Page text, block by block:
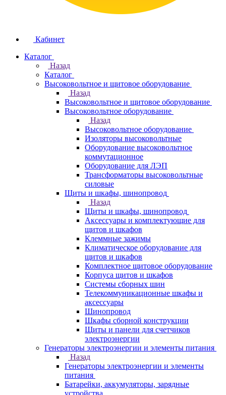
Кабинет
Каталог
Назад
Каталог
Высоковольтное и щитовое оборудование
Назад
Высоковольтное и щитовое оборудование
Высоковольтное оборудование
Назад
Высоковольтное оборудование
Изоляторы высоковольтные
Оборудование высоковольтное
коммутационное
Оборудование для ЛЭП
Трансформаторы высоковольтные
силовые
Щиты и шкафы, шинопровод
Назад
Щиты и шкафы, шинопровод
Аксессуары и комплектующие для
щитов и шкафов
Клеммные зажимы
Климатическое оборудование для
щитов и шкафов
Комплектное щитовое оборудование
Корпуса щитов и шкафов
Системы сборных шин
Телекоммуникационные шкафы и
аксессуары
Шинопровод
Шкафы сборной конструкции
Щиты и панели для счетчиков
электроэнергии
Генераторы электроэнергии и элементы питания
Назад
Генераторы электроэнергии и элементы
питания
Батарейки, аккумуляторы, зарядные
устройства